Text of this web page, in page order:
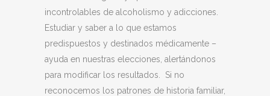
incontrolables de alcoholismo y adicciones.
Estudiar y saber a lo que estamos
predispuestos y destinados médicamente –
ayuda en nuestras elecciones, alertándonos
para modificar los resultados. Si no
reconocemos los patrones de historia familiar,